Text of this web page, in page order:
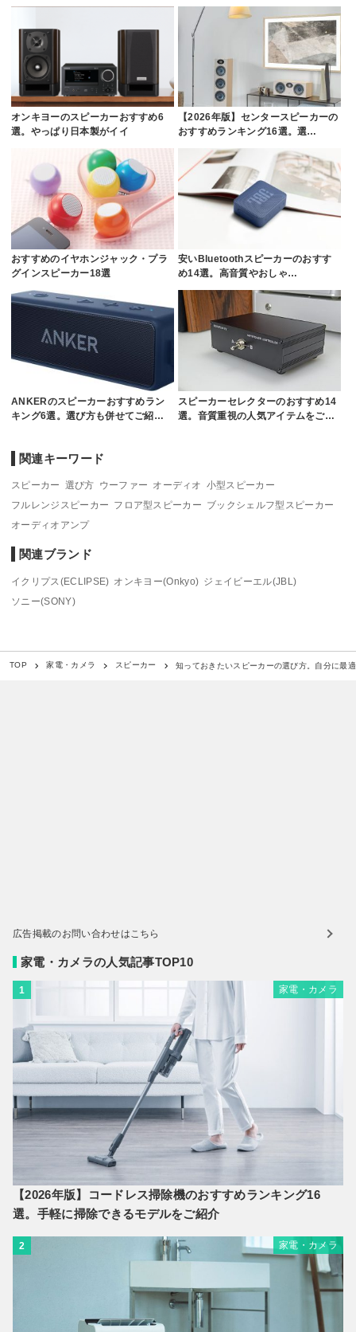
オンキヨーのスピーカーおすすめ6
選。やっぱり日本製がイイ
【2026年版】センタースピーカーの
おすすめランキング16選。選…
おすすめのイヤホンジャック・プラ
グインスピーカー18選
安いBluetoothスピーカーのおすす
め14選。高音質やおしゃ…
ANKERのスピーカーおすすめラン
キング6選。選び方も併せてご紹…
スピーカーセレクターのおすすめ14
選。音質重視の人気アイテムをご…
関連キーワード
スピーカー 選び方 ウーファー オーディオ 小型スピーカー
フルレンジスピーカー フロア型スピーカー ブックシェルフ型スピーカー
オーディオアンプ
関連ブランド
イクリプス(ECLIPSE) オンキヨー(Onkyo) ジェイビーエル(JBL)
ソニー(SONY)
TOP 家電・カメラ スピーカー 知っておきたいスピーカーの選び方。自分に最
広告掲載のお問い合わせはこちら
家電・カメラの人気記事TOP10
1 家電・カメラ
【2026年版】コードレス掃除機のおすすめランキング16
選。手軽に掃除できるモデルをご紹介
2 家電・カメラ